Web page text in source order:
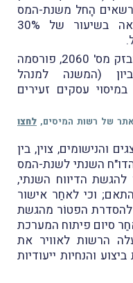
2024) ואשר רשאים הָחל משנת-המס
2024 לנַכּוֹת מהכנסותיהם הוצאה בשיעור של 30%
ביום 7.1.2024, וכפי שדיווחנו במבזק מס' 2060, פורסמה
(המשנה למנהל
עסקים זעירים
של רשות המיסים, לחצו
והנישומים, צוין, בין
הדו"ח השנתי לשנת-המס
להגשת הדיווח השנתי,
וכי לאחַר אישור
הפטוֹר מהגשת
סיום פיתוח המערכת
הרשות לאוויר את
והנחיות ייעודיות